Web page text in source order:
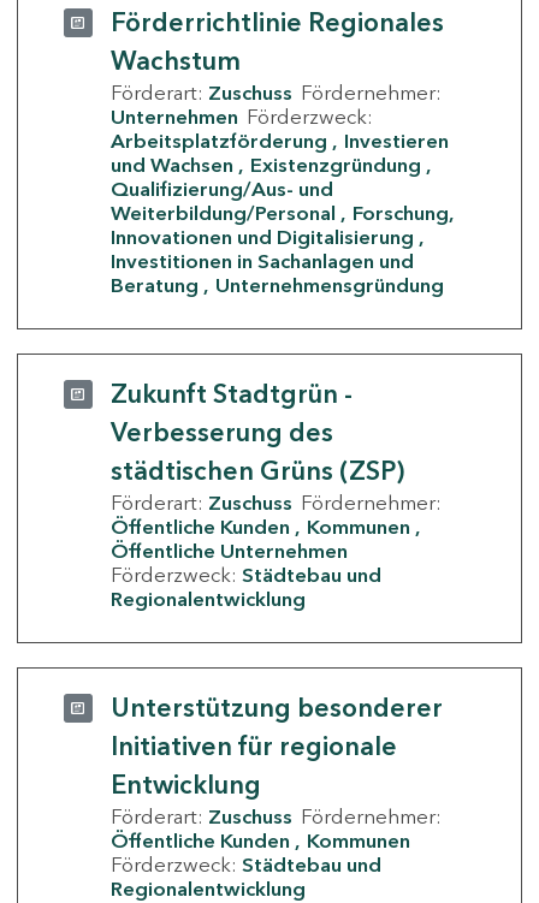
Förderrichtlinie Regionales
Wachstum
Förderart: Zuschuss Fördernehmer:
Unternehmen Förderzweck:
Arbeitsplatzförderung
Investieren
und Wachsen
Existenzgründung
Qualifizierung/Aus- und
Weiterbildung/Personal
Forschung,
Innovationen und Digitalisierung
Investitionen in Sachanlagen und
Beratung
Unternehmensgründung
Zukunft Stadtgrün -
Verbesserung des
städtischen Grüns (ZSP)
Förderart: Zuschuss Fördernehmer:
Öffentliche Kunden
Kommunen
Öffentliche Unternehmen
Förderzweck: Städtebau und
Regionalentwicklung
Unterstützung besonderer
Initiativen für regionale
Entwicklung
Förderart: Zuschuss Fördernehmer:
Öffentliche Kunden
Kommunen
Förderzweck: Städtebau und
Regionalentwicklung